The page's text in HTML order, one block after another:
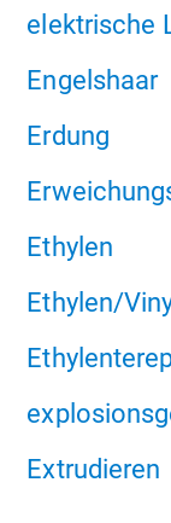
elektrische
Engelshaar
Erdung
Ethylen
Ethylen/
Extrudieren